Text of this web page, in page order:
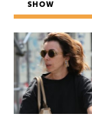
SHOW